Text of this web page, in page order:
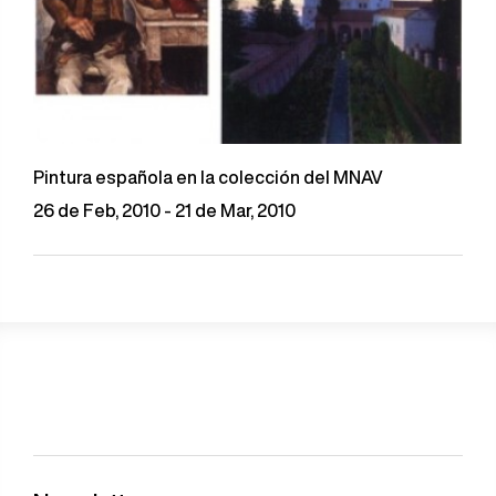
Pintura española en la colección del MNAV
26 de Feb, 2010 - 21 de Mar, 2010